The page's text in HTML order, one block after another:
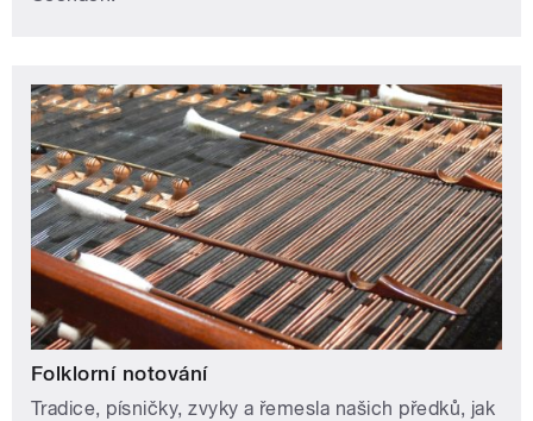
Folklorní notování
Tradice, písničky, zvyky a řemesla našich předků, jak